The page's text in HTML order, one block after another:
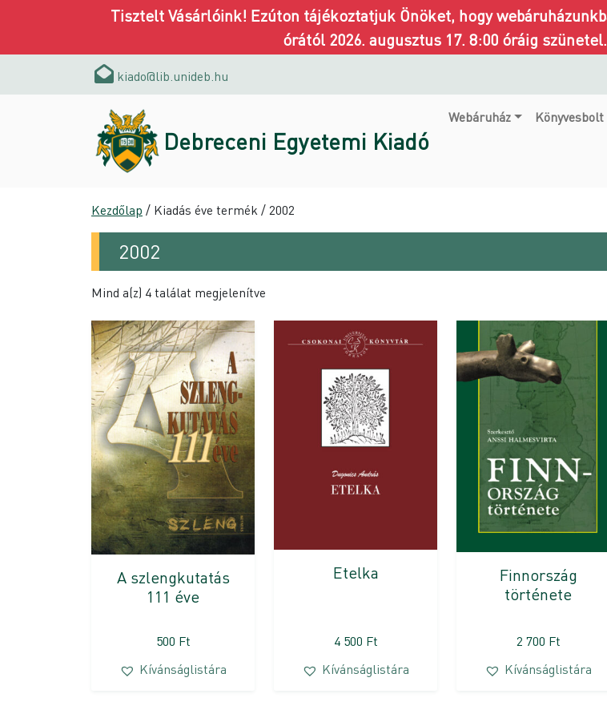
Tisztelt Vásárlóink! Ezúton tájékoztatjuk Önöket, hogy
órától 2026. augusztus 17. 8:00 óráig
kiado@lib.unideb.hu
Debreceni Egyetemi Kiadó
Webáruház Könyvesbolt
Kezdőlap / Kiadás éve termék / 2002
2002
Mind a(z) 4 találat megjelenítve
A szlengkutatás
111 éve
500 Ft
Kívánságlistára
Etelka
4 500 Ft
Kívánságlistára
Finnország
története
2 700 Ft
Kívánságlistára